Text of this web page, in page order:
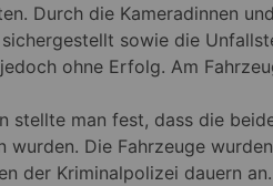
Durch die Kameradinnen
sowie die
ohne Erfolg. Am
stellte man fest, dass die
wurden. Die Fahrzeuge
der Kriminalpolizei dauern